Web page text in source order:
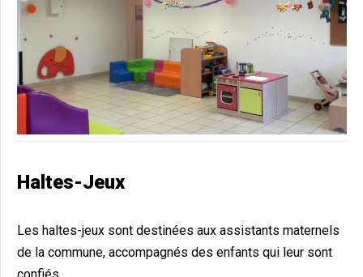
Haltes-Jeux
Les haltes-jeux sont destinées aux assistants maternels
de la commune, accompagnés des enfants qui leur sont
confiés.